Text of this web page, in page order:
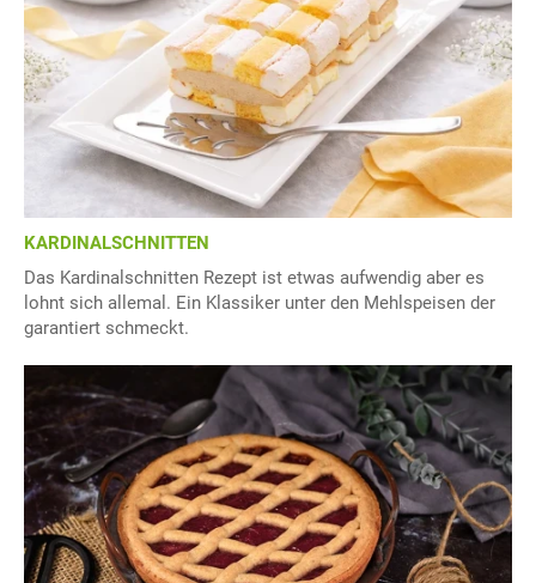
KARDINALSCHNITTEN
Das Kardinalschnitten Rezept ist etwas aufwendig aber es
lohnt sich allemal. Ein Klassiker unter den Mehlspeisen der
garantiert schmeckt.